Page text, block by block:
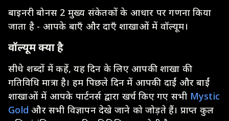
बाइनरी बोनस 2 मुख्य संकेतकों के आधार पर गणना किया
जाता है - आपके बाएँ और दाएँ शाखाओं में वॉल्यूम।
वॉल्यूम क्या है
सीधे शब्दों में कहें, यह दिन के लिए आपकी शाखा की
गतिविधि मात्रा है। हम पिछले दिन में आपकी दाईं और बाईं
शाखाओं में आपके पार्टनर्स द्वारा खर्च किए गए सभी Mystic
Gold और सभी विज्ञापन देखे जाने को जोड़ते हैं। प्राप्त कुल